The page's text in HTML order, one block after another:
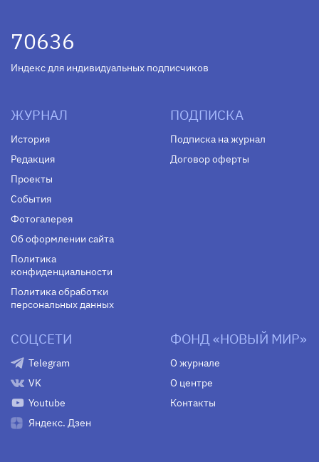
70636
Индекс для индивидуальных подписчиков
ЖУРНАЛ
История
Редакция
Проекты
События
Фотогалерея
Об оформлении сайта
Политика
конфиденциальности
Политика обработки
персональных данных
ПОДПИСКА
Подписка на журнал
Договор оферты
СОЦСЕТИ
Telegram
VK
Youtube
Яндекс. Дзен
ФОНД «НОВЫЙ МИР»
О журнале
О центре
Контакты